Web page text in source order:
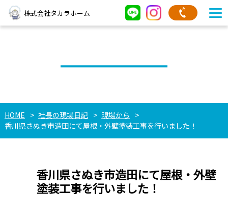
株式会社タカラホーム
HOME 社長の現場日記
現場から
香川県さぬき市造田にて屋根・外壁塗装工事を行いました！
香川県さぬき市造田にて屋根・外壁
塗装工事を行いました！